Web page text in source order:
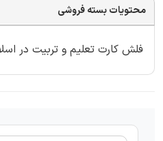
محتویات بسته فروشی
فلش کارت تعلیم و تربیت در اسلام مطهری